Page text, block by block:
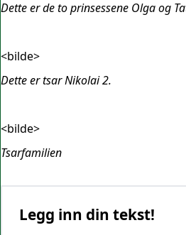
Dette er de to prinsessene Olga og
<bilde>
Dette er tsar Nikolai 2.
<bilde>
Tsarfamilien
Legg inn din tekst!